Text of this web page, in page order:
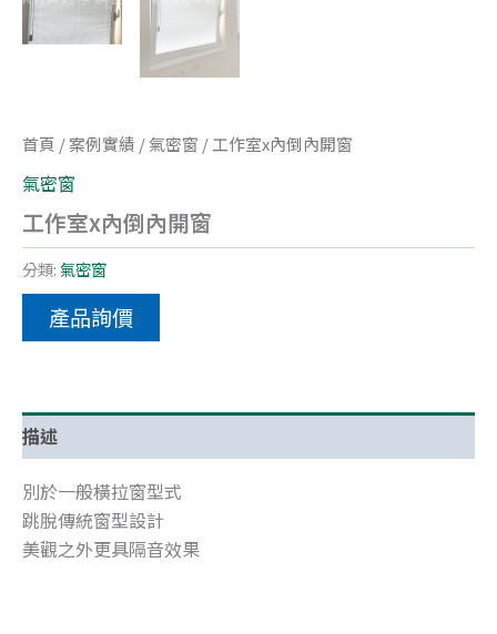
首頁 /案例實績 /氣密窗 / 工作室x內倒內開窗
氣密窗
工作室x內倒內開窗
分類:氣密窗
產品詢價
描述
別於一般橫拉窗型式
跳脫傳統窗型設計
美觀之外更具隔音效果